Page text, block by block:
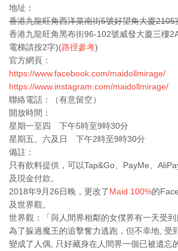
地址：
香港九龍旺角西洋菜南街5號好望角大廈2105
香港九龍旺角黑布街96-102號威發大廈三樓
電梯請按2字)(路徑參考)
官方網頁：
https://www.facebook.com/maidollmirage/
https://www.instagram.com/maidollmirage/
聯絡電話：（有意留空）
開放時間：
星期一至四 下午5時至9時30分
星期五、六及日 下午2時至9時30分
備註：
只有飲料提供，可以Tap&Go、PayMe、
及現金付款。
2018年9月26日晚，更改了Maid 100%的
及世界觀。
世界觀：「與人間界相鄰的女僕界有一天受
為了躲過魔王的追擊奮力逃跑，但不幸地, 受
變成了人偶, 只好藏身在人間界一個已被遺忘